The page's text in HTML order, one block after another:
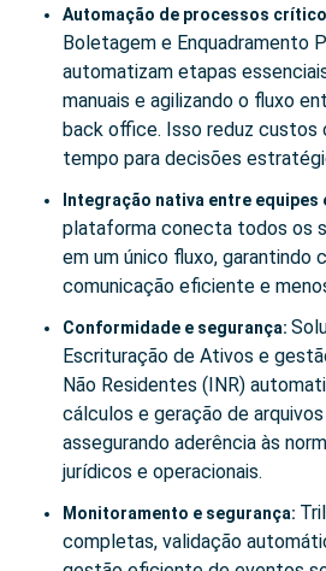
Automação de processos
Boletagem e Enquadramento
automatizam etapas
manuais e agilizando o fluxo
back office. Isso reduz custos
tempo para decisões
Integração nativa entre equipes
plataforma conecta todos os
em um único fluxo, garantindo
comunicação eficiente e
Conformidade e segurança:
Escrituração de Ativos e
Não Residentes (INR)
cálculos e geração de
assegurando aderência às
jurídicos e operacionais.
Monitoramento e segurança:
completas, validação